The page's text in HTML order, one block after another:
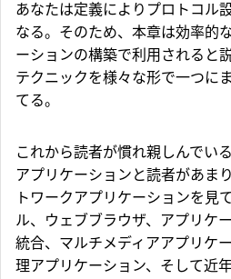
あなたは定義によりプロトコル
なる。そのため、本章は効率的
ーションの構築で利用されると
テクニックを様々な形で一つに
てる。
これから読者が慣れ親しんでい
アプリケーションと読者があま
トワークアプリケーションを見
ル、ウェブブラウザ、アプリケ
統合、マルチメディアアプリケ
理アプリケーション、そして近